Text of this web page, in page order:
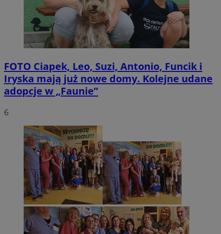
FOTO Ciapek, Leo, Suzi, Antonio, Funcik i
Iryska mają już nowe domy. Kolejne udane
adopcje w „Faunie”
6